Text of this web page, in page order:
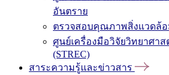
อันตราย
ตรวจสอบคุณภาพสิ่งแวดล้อ
ศูนย์เครื่องมือวิจัยวิทยาศา
(STREC)
สาระความรู้และข่าวสาร